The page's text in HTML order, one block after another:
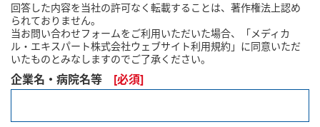
回答した内容を当社の許可なく転載することは、著作権法上認め
られておりません。
当お問い合わせフォームをご利用いただいた場合、「メディカ
ル・エキスパート株式会社ウェブサイト利用規約」に同意いただ
いたものとみなしますのでご了承ください。
企業名・病院名等